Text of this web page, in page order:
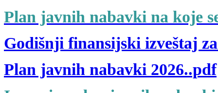
Plan javnih nabavki na koje
Godišnji finansijski izveštaj
Plan javnih nabavki 2026..pdf